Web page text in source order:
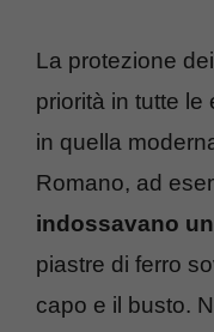
La protezione
priorità in tutte le
in quella
Romano, ad
indossavano
piastre di ferro
capo e il busto.